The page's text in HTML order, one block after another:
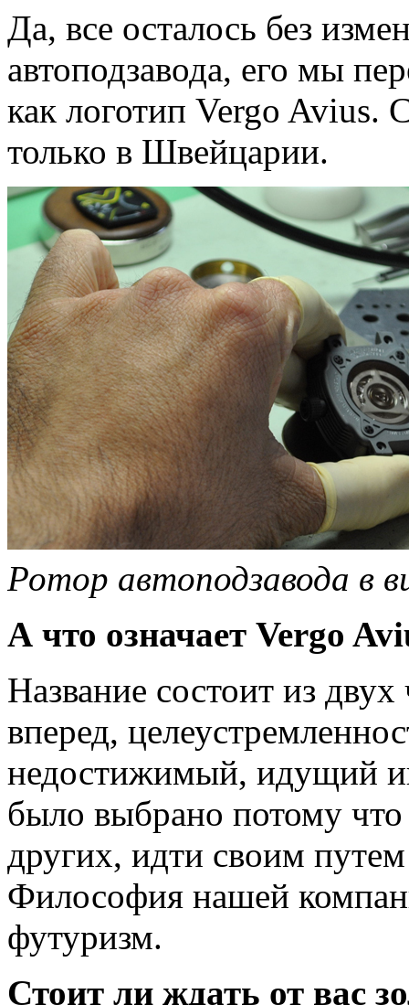
Да, все осталось без
автоподзавода, его мы
как логотип Vergo Avius.
только в Швейцарии.
Ротор автоподзавода в
А что означает Vergo
Название состоит из
вперед,
недостижимый, идущий
было выбрано потому
других, идти своим
Философия нашей
футуризм.
Стоит ли ждать от вас